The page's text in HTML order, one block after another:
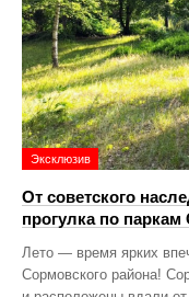
Эксклюзив
От советского
прогулка по
Лето — время ярких
Сормовского района!